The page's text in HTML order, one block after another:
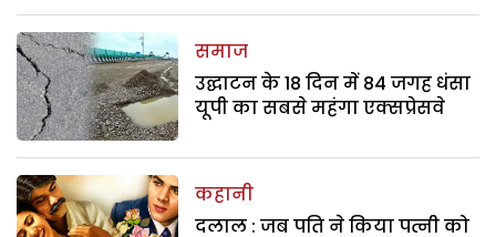
समाज
उद्घाटन के 18 दिन में 84 जगह धंसा
यूपी का सबसे महंगा एक्सप्रेसवे
कहानी
दलाल : जब पति ने किया पत्नी को